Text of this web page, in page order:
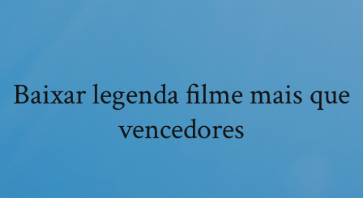
Baixar legenda filme mais que
vencedores